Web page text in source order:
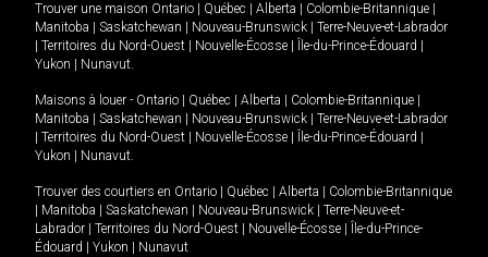
Trouver une maison Ontario Québec Alberta Colombie-Britannique
Manitoba
Saskatchewan Nouveau-Brunswick
Terre-Neuve-et-Labrador
Territoires du Nord-Ouest Nouvelle-Écosse Île-du-Prince-Édouard
Yukon
Nunavut.
Maisons à louer - Ontario Québec Alberta Colombie-Britannique
Manitoba
Saskatchewan Nouveau-Brunswick
Terre-Neuve-et-Labrador
Territoires du Nord-Ouest Nouvelle-Écosse Île-du-Prince-Édouard
Yukon
Nunavut.
Trouver des courtiers en Ontario Québec Alberta
Colombie-Britannique
Manitoba Saskatchewan Nouveau-Brunswick
Terre-Neuve-et-
Labrador
Territoires du Nord-Ouest Nouvelle-Écosse
Île-du-Prince-
Édouard
Yukon Nunavut